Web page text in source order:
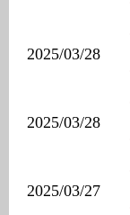
2025/03/28
2025/03/28
2025/03/27